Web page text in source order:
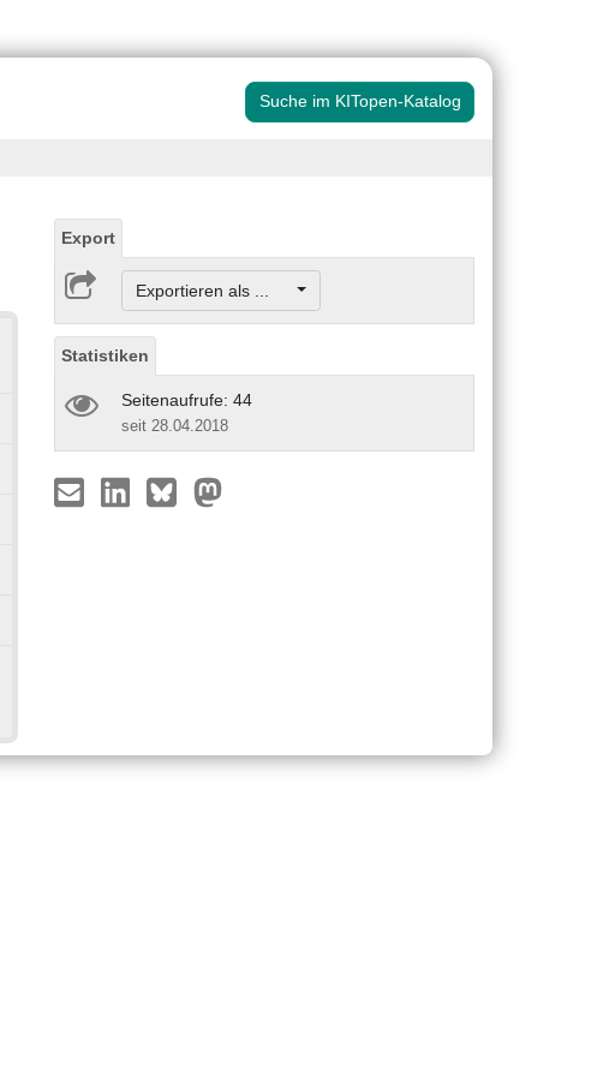
Suche im KITopen-Katalog
Export
Exportieren als ...
Statistiken
Seitenaufrufe: 44
seit 28.04.2018